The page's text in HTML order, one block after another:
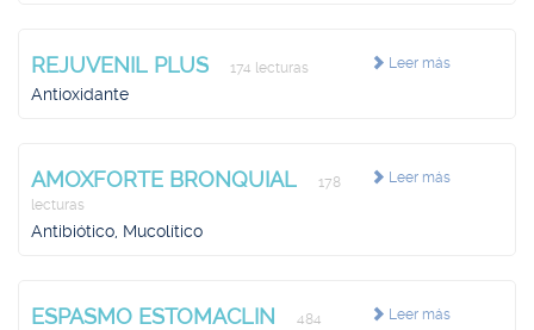
Leer más
REJUVENIL PLUS 174 lecturas
Antioxidante
Leer más
AMOXFORTE BRONQUIAL
178
lecturas
Antibiótico, Mucolítico
Leer más
ESPASMO ESTOMACLIN
484